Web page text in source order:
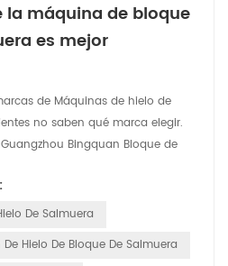
la máquina de bloque
es mejor
de Máquinas de hielo de
no saben qué marca elegir.
Bingquan Bloque de
De Salmuera
Hielo De Bloque De Salmuera